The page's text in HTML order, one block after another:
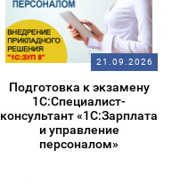
21.09.2026
Подготовка к экзамену
1С:Специалист-
консультант «1С:Зарплата
и управление
персоналом»